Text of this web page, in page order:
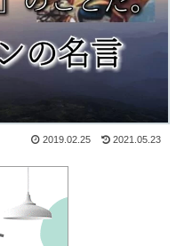
2019.02.25 2021.05.23